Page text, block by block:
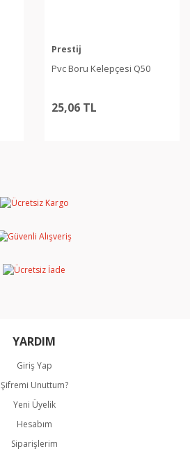
Prestij
Pvc Boru Kelepçesi Q50
25,06 TL
YARDIM
Giriş Yap
Şifremi Unuttum?
Yeni Üyelik
Hesabım
Siparişlerim